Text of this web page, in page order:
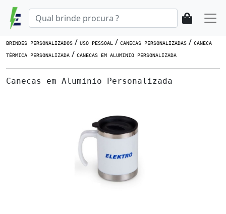
BRINDES PERSONALIZADOS / USO PESSOAL / CANECAS PERSONALIZADAS / CANECA
TÉRMICA PERSONALIZADA / CANECAS EM ALUMINIO PERSONALIZADA
Canecas em Aluminio Personalizada